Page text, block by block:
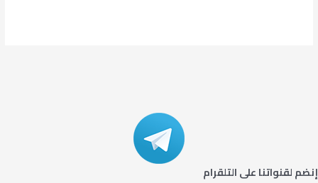
إنضم لقنواتنا على التلقرام